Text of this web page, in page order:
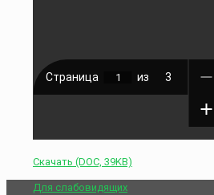
Скачать (DOC, 39KB)
Для слабовидящих